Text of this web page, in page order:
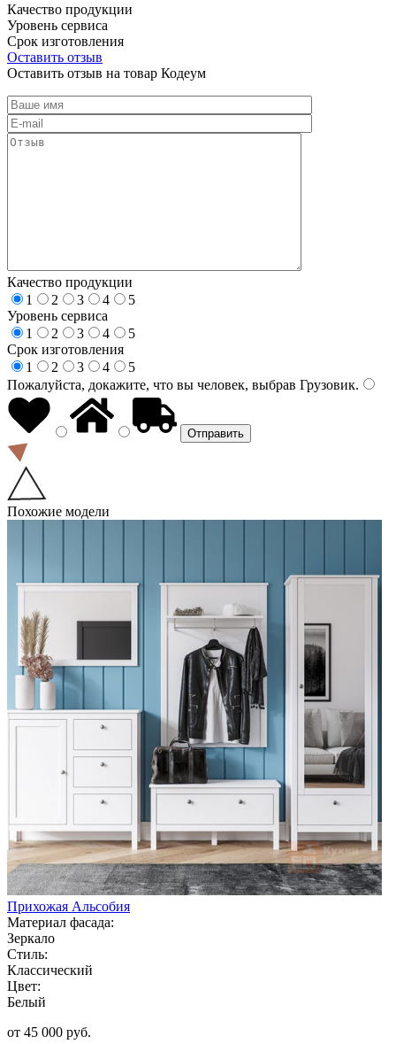
Качество продукции
Уровень сервиса
Срок изготовления
Оставить отзыв
Оставить отзыв на товар Кодеум
Качество продукции
1
2 3 4
5
Уровень сервиса
1
2 3 4
5
Срок изготовления
1
2 3 4
5
Пожалуйста, докажите, что вы человек, выбрав Грузовик.
Похожие модели
Прихожая Альсобия
Материал фасада:
Зеркало
Стиль:
Классический
Цвет:
Белый
от 45 000 руб.